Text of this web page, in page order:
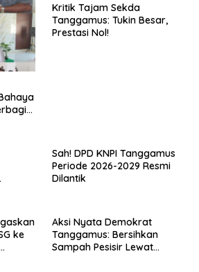
Kritik Tajam Sekda
Tanggamus: Tukin Besar,
Prestasi Nol!
Sah! DPD KNPI Tanggamus
Periode 2026-2029 Resmi
Dilantik
ke
Aksi Nyata Demokrat
Tanggamus: Bersihkan
Sampah Pesisir Lewat